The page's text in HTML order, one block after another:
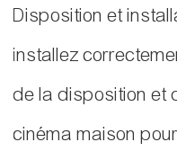
Disposition et
installez
de la disposition et
cinéma maison